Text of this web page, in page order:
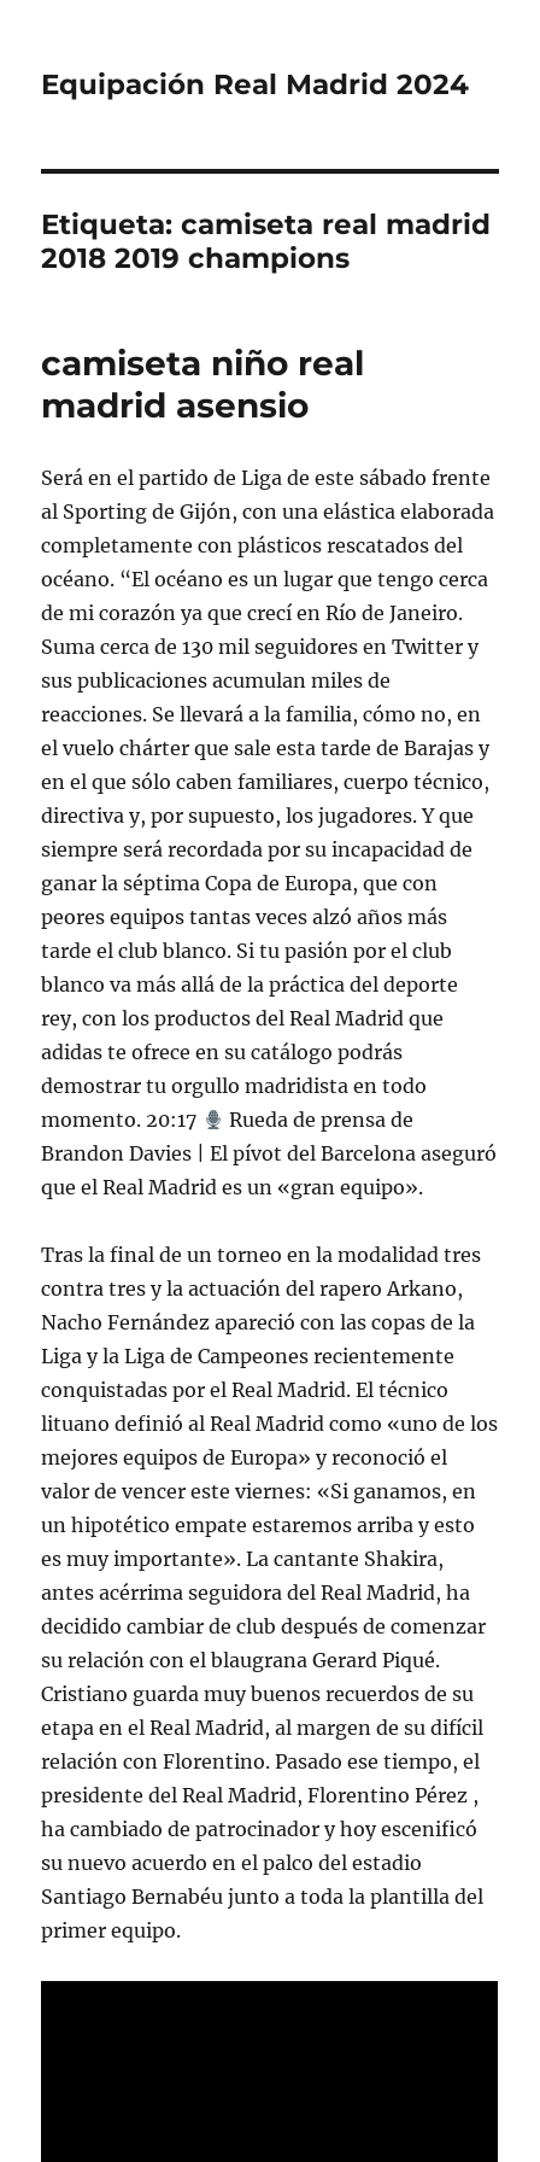
Equipación Real Madrid 2024
Etiqueta:camiseta real madrid
2018 2019 champions
camiseta niño real
madrid asensio
Será en el partido de Liga de este sábado frente
al Sporting de Gijón, con una elástica elaborada
completamente con plásticos rescatados del
océano. “El océano es un lugar que tengo cerca
de mi corazón ya que crecí en Río de Janeiro.
Suma cerca de 130 mil seguidores en Twitter y
sus publicaciones acumulan miles de
reacciones. Se llevará a la familia, cómo no, en
el vuelo chárter que sale esta tarde de Barajas y
en el que sólo caben familiares, cuerpo técnico,
directiva y, por supuesto, los jugadores. Y que
siempre será recordada por su incapacidad de
ganar la séptima Copa de Europa, que con
peores equipos tantas veces alzó años más
tarde el club blanco. Si tu pasión por el club
blanco va más allá de la práctica del deporte
rey, con los productos del Real Madrid que
adidas te ofrece en su catálogo podrás
demostrar tu orgullo madridista en todo
momento. 20:17
Rueda de prensa de
Brandon Davies | El pívot del Barcelona aseguró
que el Real Madrid es un «gran equipo».
Tras la final de un torneo en la modalidad tres
contra tres y la actuación del rapero Arkano,
Nacho Fernández apareció con las copas de la
Liga y la Liga de Campeones recientemente
conquistadas por el Real Madrid. El técnico
lituano definió al Real Madrid como «uno de los
mejores equipos de Europa» y reconoció el
valor de vencer este viernes: «Si ganamos, en
un hipotético empate estaremos arriba y esto
es muy importante». La cantante Shakira,
antes acérrima seguidora del Real Madrid, ha
decidido cambiar de club después de comenzar
su relación con el blaugrana Gerard Piqué.
Cristiano guarda muy buenos recuerdos de su
etapa en el Real Madrid, al margen de su difícil
relación con Florentino. Pasado ese tiempo, el
presidente del Real Madrid, Florentino Pérez ,
ha cambiado de patrocinador y hoy escenificó
su nuevo acuerdo en el palco del estadio
Santiago Bernabéu junto a toda la plantilla del
primer equipo.